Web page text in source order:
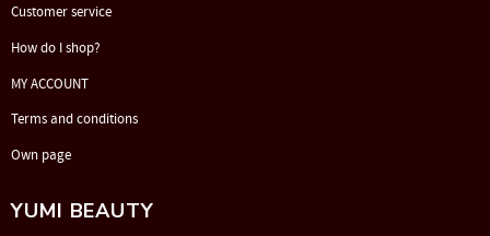
Customer service
How do I shop?
MY ACCOUNT
Terms and conditions
Own page
YUMI BEAUTY